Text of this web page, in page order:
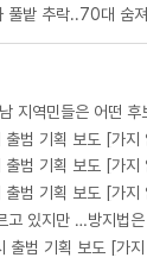
풀밭 추락..70대 숨져